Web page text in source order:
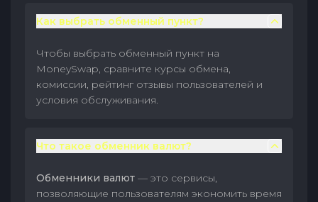
Как выбрать обменный пункт?
Чтобы выбрать обменный пункт на
MoneySwap, сравните курсы обмена,
комиссии, рейтинг отзывы пользователей и
условия обслуживания.
Что такое обменник валют?
Обменники валют — это сервисы,
позволяющие пользователям экономить время